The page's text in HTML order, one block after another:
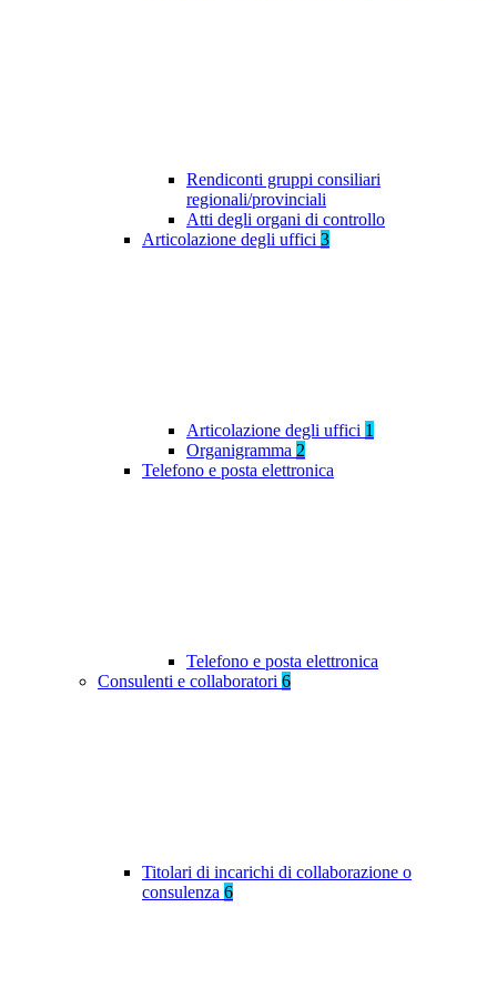
Rendiconti gruppi consiliari
regionali/provinciali
Atti degli organi di controllo
Articolazione degli uffici 3
Articolazione degli uffici 1
Organigramma 2
Telefono e posta elettronica
Telefono e posta elettronica
Consulenti e collaboratori 6
Titolari di incarichi di collaborazione o
consulenza 6